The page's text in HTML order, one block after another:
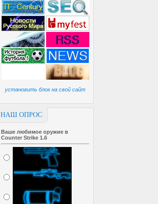
установить блок на свой сайт
НАШ ОПРОС
Ваше любимое оружие в
Counter Strike 1.6